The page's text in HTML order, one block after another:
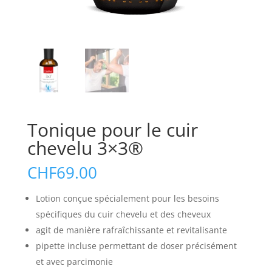
Tonique pour le cuir
chevelu 3×3®
CHF69.00
Lotion conçue spécialement pour les besoins
spécifiques du cuir chevelu et des cheveux
agit de manière rafraîchissante et revitalisante
pipette incluse permettant de doser précisément
et avec parcimonie